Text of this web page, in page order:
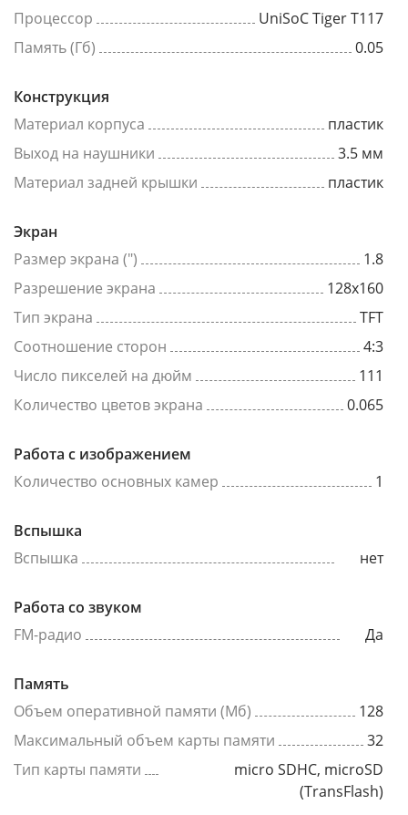
Процессор
UniSoC Tiger T117
Память (Гб)
0.05
Конструкция
Материал корпуса
пластик
Выход на наушники
3.5 мм
Материал задней крышки
пластик
Экран
Размер экрана (")
1.8
Разрешение экрана
128x160
Тип экрана
TFT
Соотношение сторон
4:3
Число пикселей на дюйм
111
Количество цветов экрана
0.065
Работа с изображением
Количество основных камер
1
Вспышка
Вспышка
нет
Работа со звуком
FM-радио
Да
Память
Объем оперативной памяти (Мб)
128
Максимальный объем карты памяти
32
Тип карты памяти
micro SDHC, microSD
(TransFlash)